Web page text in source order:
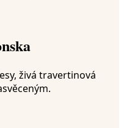
živá travertinová